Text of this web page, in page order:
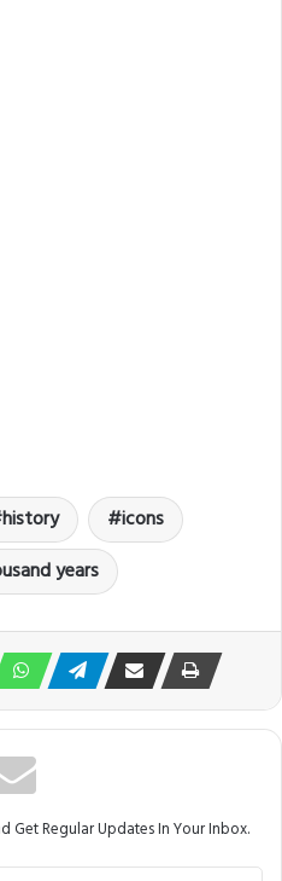
history
icons
years
Get Regular Updates In Your Inbox.